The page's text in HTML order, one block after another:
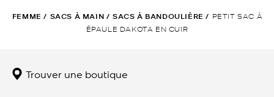
FEMME / SACS À MAIN / SACS À BANDOULIÈRE / PETIT SAC À
ÉPAULE DAKOTA EN CUIR
Trouver une boutique